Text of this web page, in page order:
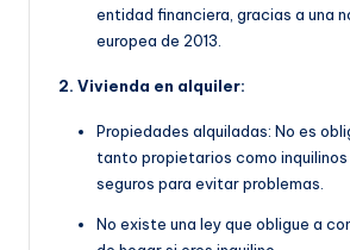
entidad financiera, gracias a una
europea de 2013.
2. Vivienda en alquiler:
Propiedades alquiladas: No es
tanto propietarios como
seguros para evitar problemas.
No existe una ley que obligue a